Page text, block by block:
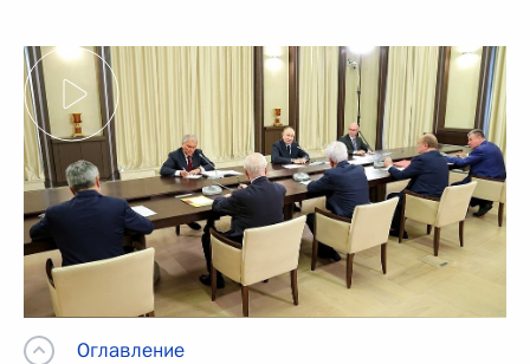
Оглавление